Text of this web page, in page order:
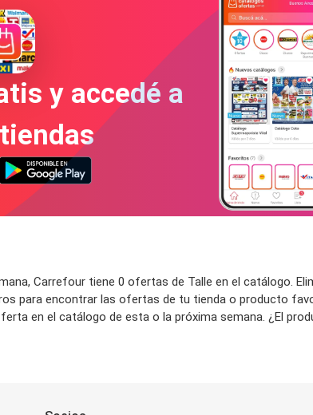
y accedé a
Carrefour tiene 0 ofertas de Talle en el catálogo.
para encontrar las ofertas de tu tienda o producto
en el catálogo de esta o la próxima semana. ¿El